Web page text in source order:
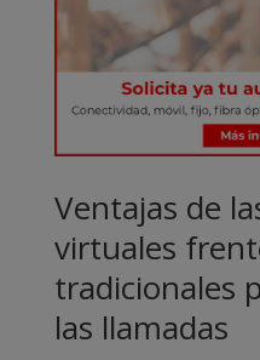
Ventajas de
virtuales
tradicionales
las llamadas